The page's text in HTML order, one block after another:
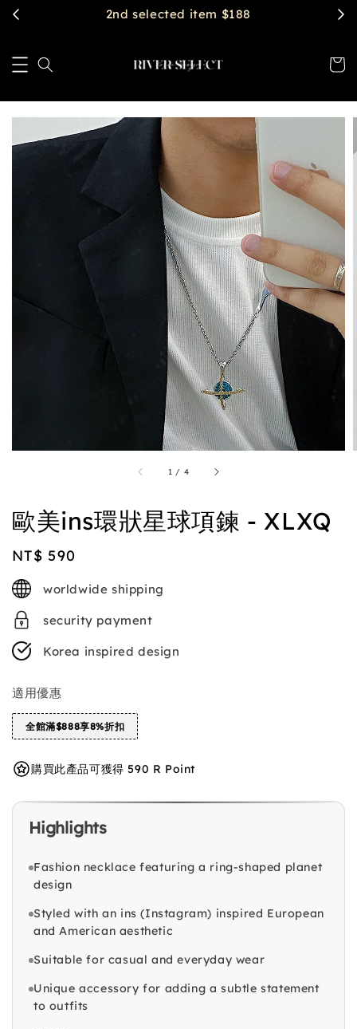
2nd selected item $188
1 / 4
歐美ins環狀星球項鍊 - XLXQ
Regular
price
NT$ 590
worldwide shipping
security payment
Korea inspired design
適用優惠
全館滿$888享8%折扣
購買此產品可獲得 590 R Point
Highlights
Fashion necklace featuring a ring-shaped planet
design
Styled with an ins (Instagram) inspired European
and American aesthetic
Suitable for casual and everyday wear
Unique accessory for adding a subtle statement
to outfits